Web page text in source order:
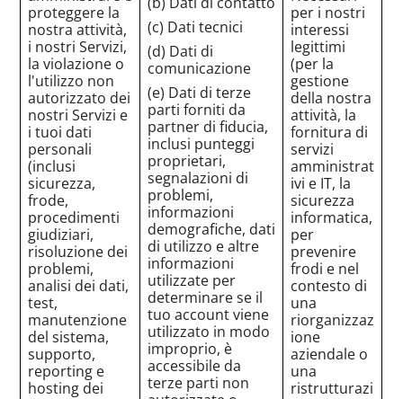
proteggere la
nostra attività,
i nostri Servizi,
la violazione o
l'utilizzo non
autorizzato dei
nostri Servizi e
i tuoi dati
personali
(inclusi
sicurezza,
frode,
procedimenti
giudiziari,
risoluzione dei
problemi,
analisi dei dati,
test,
manutenzione
del sistema,
supporto,
reporting e
hosting dei
(c) Dati tecnici
(d) Dati di
comunicazione
(e) Dati di terze
parti forniti da
partner di fiducia,
inclusi punteggi
proprietari,
segnalazioni di
problemi,
informazioni
demografiche, dati
di utilizzo e altre
informazioni
utilizzate per
determinare se il
tuo account viene
utilizzato in modo
improprio, è
accessibile da
terze parti non
per i nostri
interessi
legittimi
(per la
gestione
della nostra
attività, la
fornitura di
servizi
amministrat
ivi e IT, la
sicurezza
informatica,
per
prevenire
frodi e nel
contesto di
una
riorganizzaz
ione
aziendale o
una
ristrutturazi